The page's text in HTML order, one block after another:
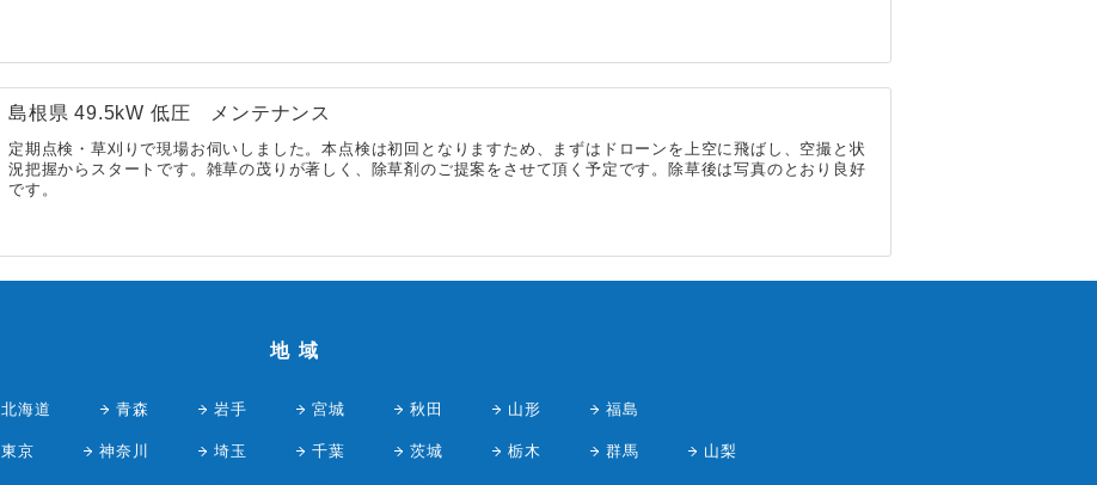
島根県 49.5kW 低圧 メンテナンス
定期点検・草刈りで現場お伺いしました。本点検は初回となりますため、まずはドローンを上空に飛ばし、空撮と状
況把握からスタートです。雑草の茂りが著しく、除草剤のご提案をさせて頂く予定です。除草後は写真のとおり良好
です。
地域
北海道 青森 岩手 宮城 秋田 山形 福島
東京 神奈川 埼玉 千葉 茨城 栃木 群馬 山梨